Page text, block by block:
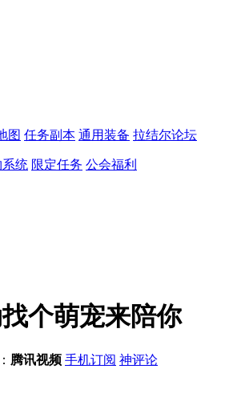
图 任务副本 通用装备 拉结尔论坛
系统 限定任务 公会福利
个萌宠来陪你
腾讯视频 手机订阅 神评论